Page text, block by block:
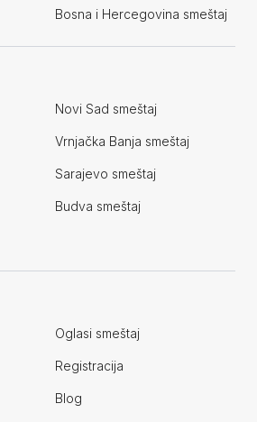
Bosna i Hercegovina smeštaj
Novi Sad smeštaj
Vrnjačka Banja smeštaj
Sarajevo smeštaj
Budva smeštaj
Oglasi smeštaj
Registracija
Blog